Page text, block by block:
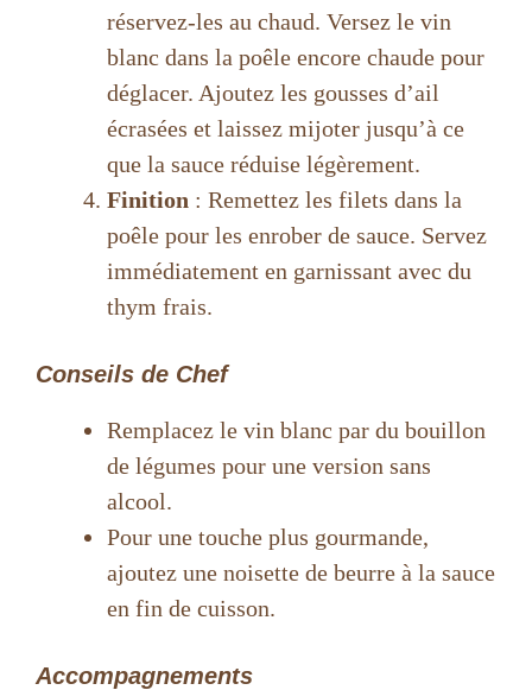
réservez-les au chaud. Versez le vin
blanc dans la poêle encore chaude pour
déglacer. Ajoutez les gousses d’ail
écrasées et laissez mijoter jusqu’à ce
que la sauce réduise légèrement.
Finition : Remettez les filets dans la
poêle pour les enrober de sauce. Servez
immédiatement en garnissant avec du
thym frais.
Conseils de Chef
Remplacez le vin blanc par du bouillon
de légumes pour une version sans
alcool.
Pour une touche plus gourmande,
ajoutez une noisette de beurre à la sauce
en fin de cuisson.
Accompagnements